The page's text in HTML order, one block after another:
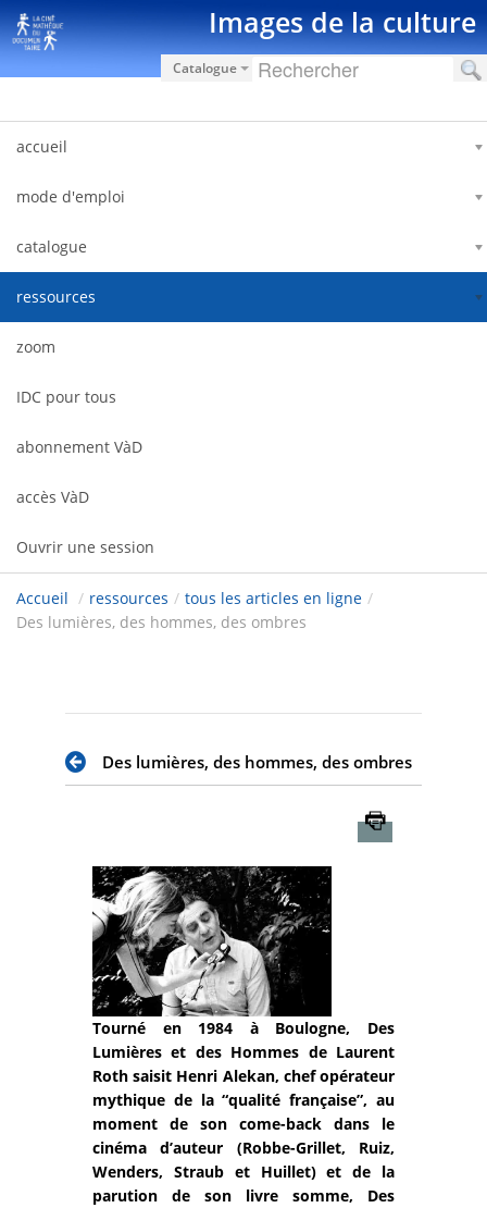
Saut au contenu Images de la culture
Catalogue
accueil
mode d'emploi
catalogue
ressources
zoom
IDC pour tous
abonnement VàD
accès VàD
Ouvrir une session
Accueil / ressources / tous les articles en ligne /
Des lumières, des hommes, des ombres
Des lumières, des hommes, des ombres
Tourné en 1984 à Boulogne, Des
Lumières et des Hommes de Laurent
Roth saisit Henri Alekan, chef opérateur
mythique de la “qualité française”, au
moment de son come-back dans le
cinéma d’auteur (Robbe-Grillet, Ruiz,
Wenders, Straub et Huillet) et de la
parution de son livre somme, Des